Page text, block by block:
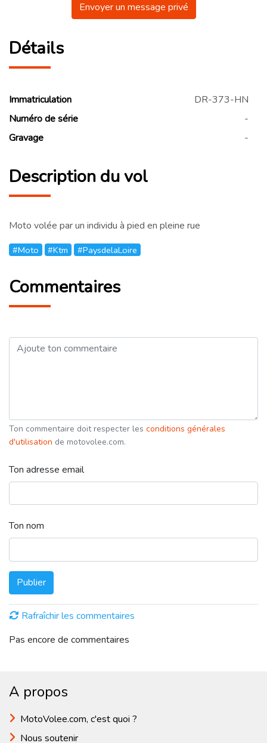
Envoyer un message privé
Détails
Immatriculation
DR-373-HN
Numéro de série
-
Gravage
-
Description du vol
Moto volée par un individu à pied en pleine rue
#Moto #Ktm #PaysdelaLoire
Commentaires
Ton commentaire doit respecter les conditions générales
d'utilisation de motovolee.com.
Ton adresse email
Ton nom
Publier
Rafraîchir les commentaires
Pas encore de commentaires
A propos
MotoVolee.com, c'est quoi ?
Nous soutenir